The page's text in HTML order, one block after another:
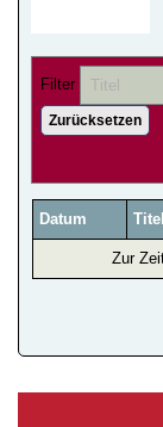
Filter
Zurücksetzen
Datum Titel
Zur